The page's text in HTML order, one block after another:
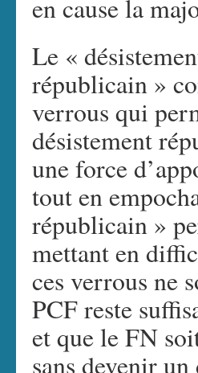
en cause la
Le «
républicain »
verrous qui
désistement
une force
tout en
républicain »
mettant en
ces verrous ne
PCF reste
et que le FN
sans devenir